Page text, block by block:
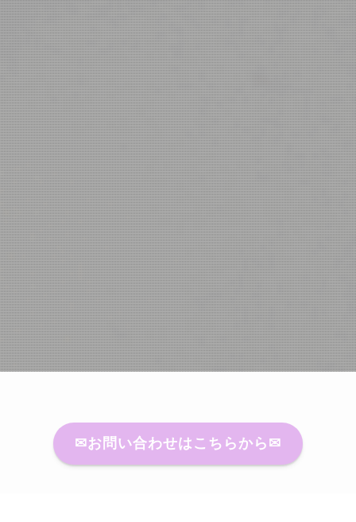
✉お問い合わせはこちらから✉